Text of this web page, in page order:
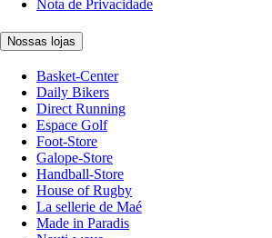
Nota de Privacidade
Nossas lojas
Basket-Center
Daily Bikers
Direct Running
Espace Golf
Foot-Store
Galope-Store
Handball-Store
House of Rugby
La sellerie de Maé
Made in Paradis